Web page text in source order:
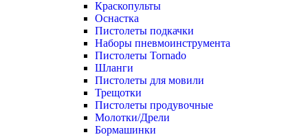
Краскопульты
Оснастка
Пистолеты подкачки
Наборы пневмоинструмента
Пистолеты Tornado
Шланги
Пистолеты для мовили
Трещотки
Пистолеты продувочные
Молотки/Дрели
Бормашинки